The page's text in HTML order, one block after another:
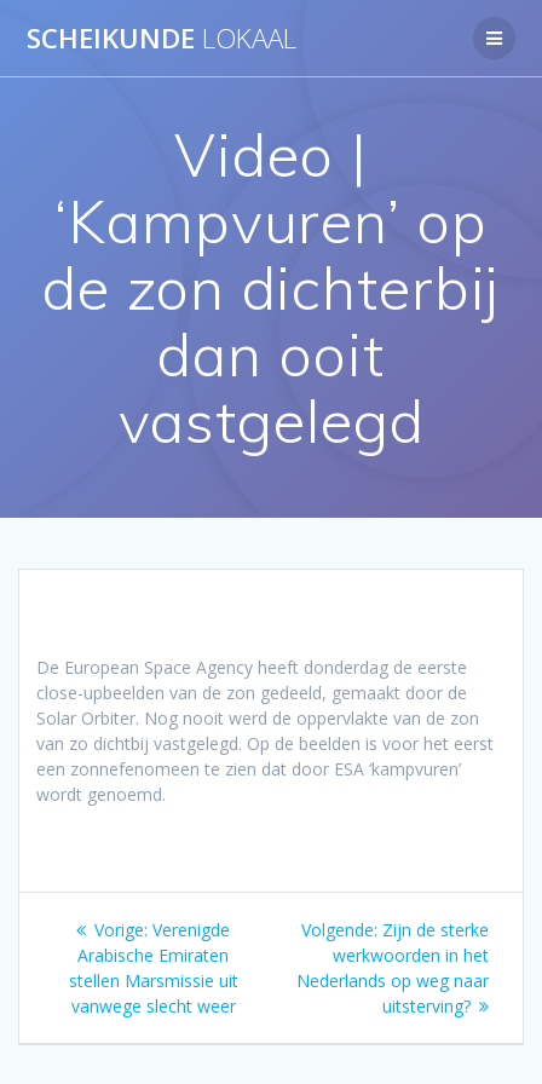
naar
SCHEIKUNDE LOKAAL
Video |
‘Kampvuren’ op
de zon dichterbij
dan ooit
vastgelegd
De European Space Agency heeft donderdag de eerste
close-upbeelden van de zon gedeeld, gemaakt door de
Solar Orbiter. Nog nooit werd de oppervlakte van de zon
van zo dichtbij vastgelegd. Op de beelden is voor het eerst
een zonnefenomeen te zien dat door ESA ‘kampvuren’
wordt genoemd.
Bericht
navigatie
Vorige: Vorig
bericht:
Verenigde
Arabische Emiraten
stellen Marsmissie uit
vanwege slecht weer
Volgende: Volgend
bericht:
Zijn de sterke
werkwoorden in het
Nederlands op weg naar
uitsterving?